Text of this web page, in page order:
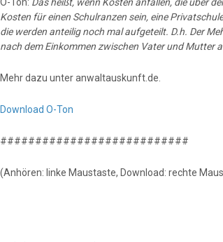
Kosten für einen Schulranzen sein, eine
die werden anteilig noch mal aufgeteilt. D.h. Der
nach dem Einkommen zwischen Vater und Mutter
Mehr dazu unter anwaltauskunft.de.
Download O-Ton
###########################
(Anhören: linke Maustaste, Download: rechte